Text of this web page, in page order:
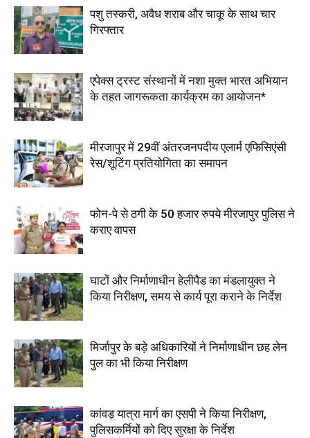
पशु तस्करी, अवैध शराब और चाकू के साथ चार
गिरफ्तार
एपेक्स ट्रस्ट संस्थानों में नशा मुक्त भारत अभियान
के तहत जागरूकता कार्यक्रम का आयोजन*
मीरजापुर में 29वीं अंतरजनपदीय एलार्म एफिसिएंसी
रेस/शूटिंग प्रतियोगिता का समापन
फोन-पे से ठगी के 50 हजार रुपये मीरजापुर पुलिस ने
कराए वापस
घाटों और निर्माणाधीन हेलीपैड का मंडलायुक्त ने
किया निरीक्षण, समय से कार्य पूरा कराने के निर्देश
मिर्जापुर के बड़े अधिकारियों ने निर्माणाधीन छह लेन
पुल का भी किया निरीक्षण
कांवड़ यात्रा मार्ग का एसपी ने किया निरीक्षण,
पुलिसकर्मियों को दिए सुरक्षा के निर्देश